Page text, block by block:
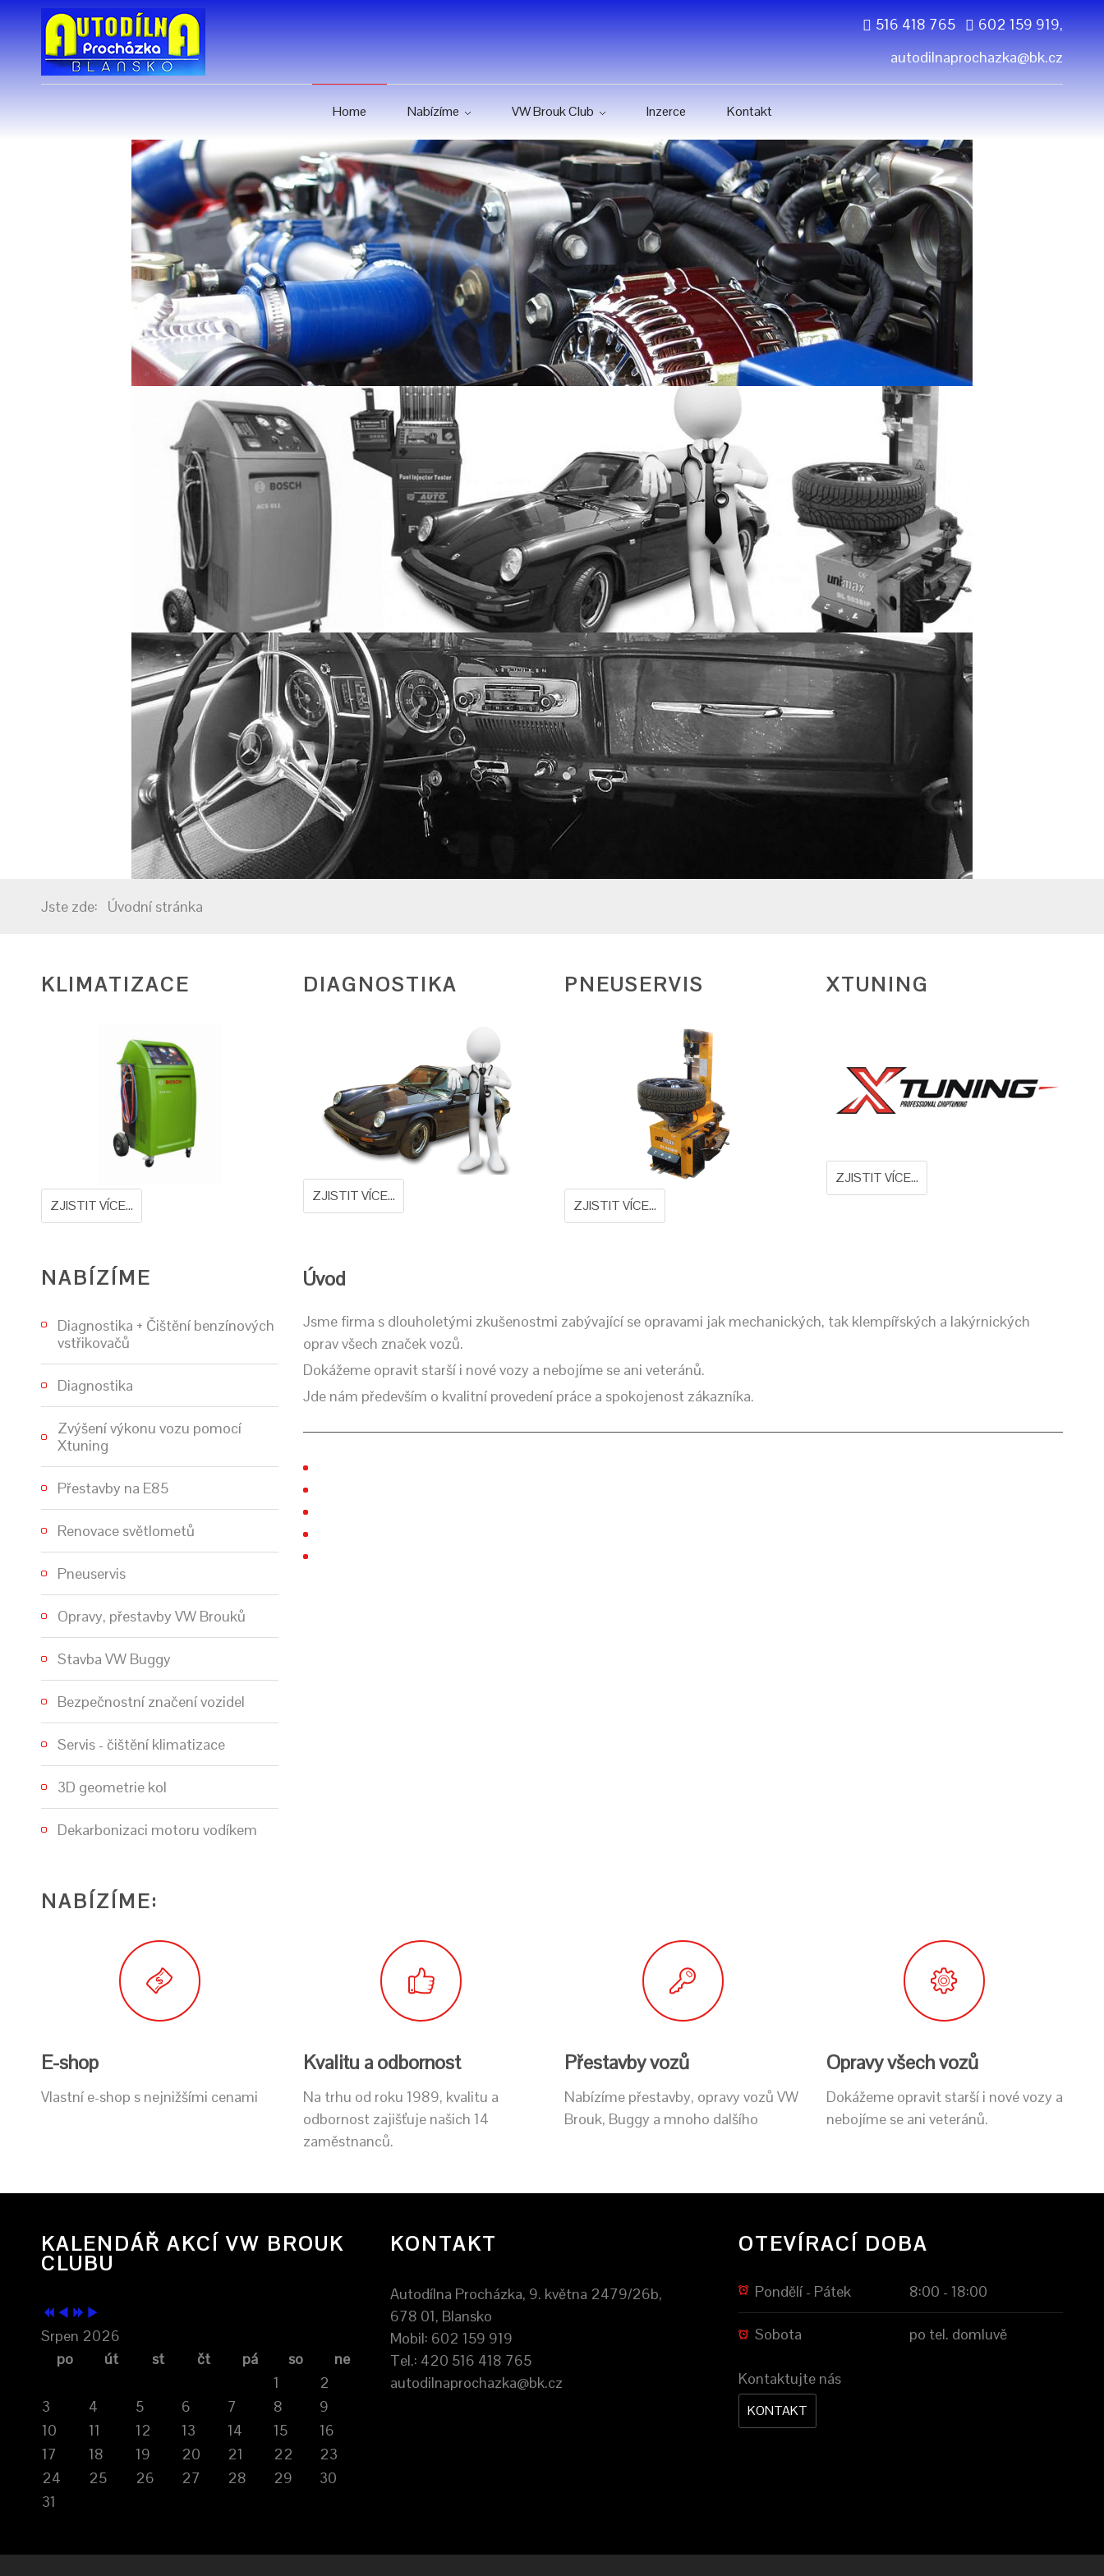
516 418 765
602 159 919,
autodilnaprochazka@bk.cz
Home Nabízíme VW Brouk Club Inzerce Kontakt
Jste zde: Úvodní stránka
KLIMATIZACE
ZJISTIT VÍCE...
DIAGNOSTIKA
ZJISTIT VÍCE...
PNEUSERVIS
ZJISTIT VÍCE...
XTUNING
ZJISTIT VÍCE...
Úvod
Jsme firma s dlouholetými zkušenostmi zabývající se opravami jak mechanických, tak klempířských a lakýrnických
oprav všech značek vozů.
Dokážeme opravit starší i nové vozy a nebojíme se ani veteránů.
Jde nám především o kvalitní provedení práce a spokojenost zákazníka.
NABÍZÍME
Diagnostika + Čištění benzínových
vstřikovačů
Diagnostika
Zvýšení výkonu vozu pomocí
Xtuning
Přestavby na E85
Renovace světlometů
Pneuservis
Opravy, přestavby VW Brouků
Stavba VW Buggy
Bezpečnostní značení vozidel
Servis - čištění klimatizace
3D geometrie kol
Dekarbonizaci motoru vodíkem
NABÍZÍME:
E-shop
Vlastní e-shop s nejnižšími cenami
Kvalitu a odbornost
Na trhu od roku 1989, kvalitu a
odbornost zajišťuje našich 14
zaměstnanců.
Přestavby vozů
Nabízíme přestavby, opravy vozů VW
Brouk, Buggy a mnoho dalšího
Opravy všech vozů
Dokážeme opravit starší i nové vozy a
nebojíme se ani veteránů.
KALENDÁŘ AKCÍ VW BROUK
CLUBU
YearMonth
YearMonth
Srpen 2026
po
út st čt pá so
ne
1
2
3
4 5 6 7 8
9
10
11 12 13 14 15
16
17
18 19 20 21 22
23
24
25 26 27 28 29
30
31
KONTAKT
Autodílna Procházka, 9. května 2479/26b,
678 01, Blansko
Mobil: 602 159 919
Tel.: 420 516 418 765
autodilnaprochazka@bk.cz
OTEVÍRACÍ DOBA
Pondělí - Pátek 8:00 - 18:00
Sobota po tel. domluvě
Kontaktujte nás
KONTAKT